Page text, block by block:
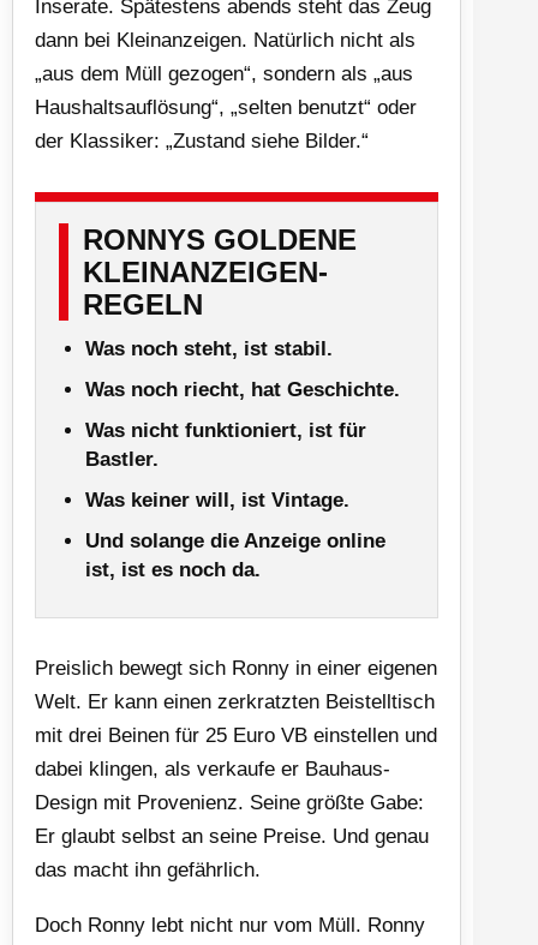
Inserate. Spätestens abends steht das Zeug
dann bei Kleinanzeigen. Natürlich nicht als
„aus dem Müll gezogen“, sondern als „aus
Haushaltsauflösung“, „selten benutzt“ oder
der Klassiker: „Zustand siehe Bilder.“
RONNYS GOLDENE
KLEINANZEIGEN-
REGELN
Was noch steht, ist stabil.
Was noch riecht, hat Geschichte.
Was nicht funktioniert, ist für
Bastler.
Was keiner will, ist Vintage.
Und solange die Anzeige online
ist, ist es noch da.
Preislich bewegt sich Ronny in einer eigenen
Welt. Er kann einen zerkratzten Beistelltisch
mit drei Beinen für 25 Euro VB einstellen und
dabei klingen, als verkaufe er Bauhaus-
Design mit Provenienz. Seine größte Gabe:
Er glaubt selbst an seine Preise. Und genau
das macht ihn gefährlich.
Doch Ronny lebt nicht nur vom Müll. Ronny